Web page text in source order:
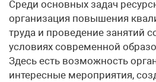
Среди основных задач
организация повышения
труда и проведение занятий
условиях современной
Здесь есть возможность
интересные мероприятия,